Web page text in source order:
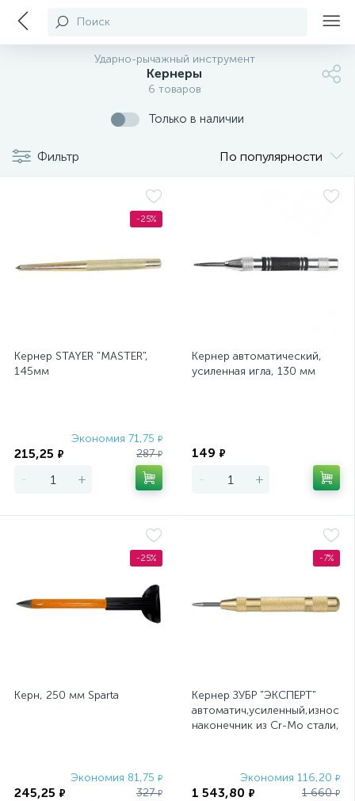
Поиск
Ударно-рычажный инструмент
Кернеры
6 товаров
Только в наличии
Фильтр По популярности
-25%
Кернер STAYER "MASTER",
145мм
Экономия 71,75 ₽
215,25 ₽ 287₽
- +
Кернер автоматический,
усиленная игла, 130 мм
149 ₽
- +
-25%
Керн, 250 мм Sparta
Экономия 81,75 ₽
245,25 ₽ 327₽
-7%
Кернер ЗУБР "ЭКСПЕРТ"
наконечник из Cr-Mo стали,
Экономия 116,20 ₽
1 543,80 ₽ 1 660₽